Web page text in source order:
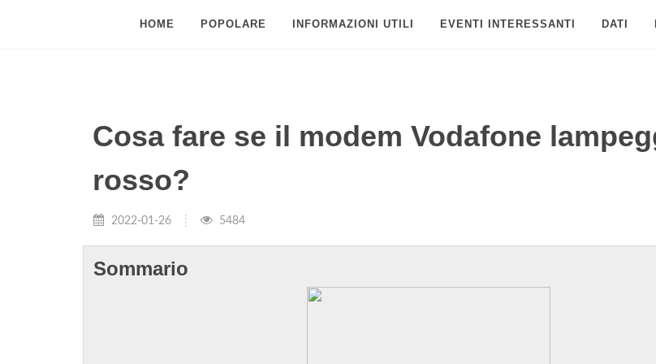
HOME POPOLARE INFORMAZIONI UTILI EVENTI INTERESSANTI DATI
Cosa fare se il modem Vodafone
rosso?
2022-01-26 5484
Sommario